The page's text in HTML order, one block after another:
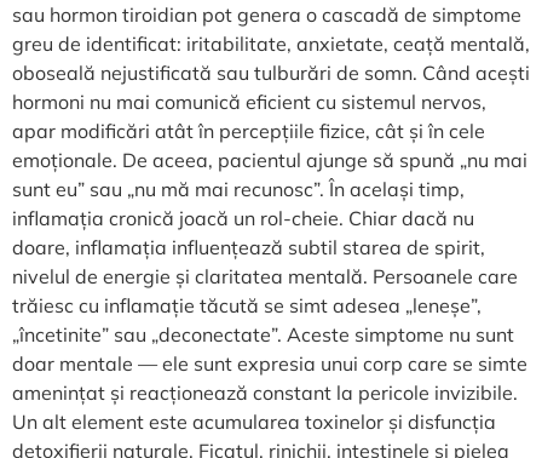
sau hormon tiroidian pot genera o cascadă de simptome
greu de identificat: iritabilitate, anxietate, ceață mentală,
oboseală nejustificată sau tulburări de somn. Când acești
hormoni nu mai comunică eficient cu sistemul nervos,
apar modificări atât în percepțiile fizice, cât și în cele
emoționale. De aceea, pacientul ajunge să spună „nu mai
sunt eu” sau „nu mă mai recunosc”. În același timp,
inflamația cronică joacă un rol-cheie. Chiar dacă nu
doare, inflamația influențează subtil starea de spirit,
nivelul de energie și claritatea mentală. Persoanele care
trăiesc cu inflamație tăcută se simt adesea „leneșe”,
„încetinite” sau „deconectate”. Aceste simptome nu sunt
doar mentale — ele sunt expresia unui corp care se simte
amenințat și reacționează constant la pericole invizibile.
Un alt element este acumularea toxinelor și disfuncția
detoxifierii naturale. Ficatul, rinichii, intestinele și pielea